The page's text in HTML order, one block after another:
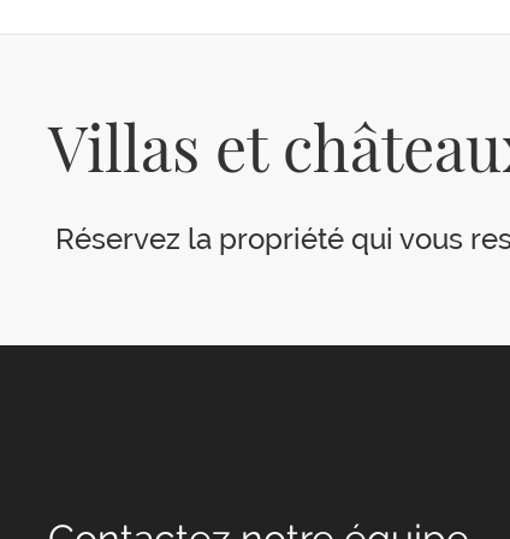
Villas et
Réservez la propriété qui vous